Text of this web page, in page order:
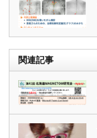
関連記事